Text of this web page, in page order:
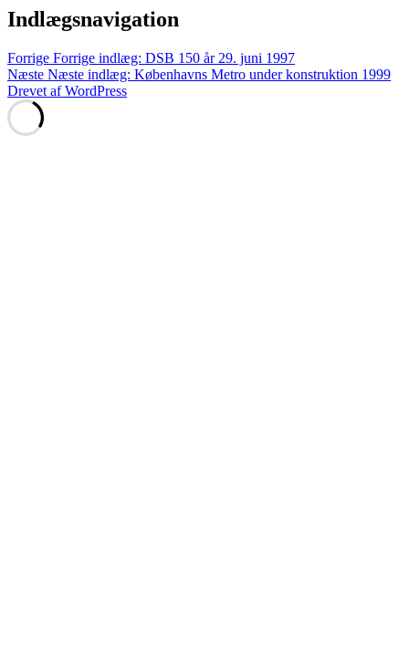
Indlægsnavigation
Forrige Forrige indlæg: DSB 150 år 29. juni 1997
Næste Næste indlæg: Københavns Metro under konstruktion 1999
Drevet af WordPress